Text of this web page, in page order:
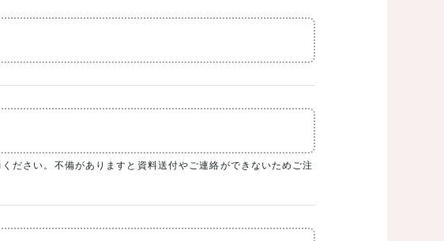
ださい。不備がありますと資料送付やご連絡ができないためご注